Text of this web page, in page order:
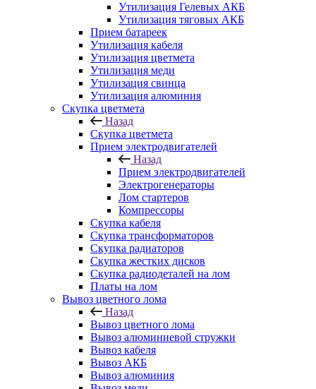
Утилизация Гелевых АКБ
Утилизация тяговых АКБ
Прием батареек
Утилизация кабеля
Утилизация цветмета
Утилизация меди
Утилизация свинца
Утилизация алюминия
Скупка цветмета
Назад
Скупка цветмета
Прием электродвигателей
Назад
Прием электродвигателей
Электрогенераторы
Лом стартеров
Компрессоры
Скупка кабеля
Скупка трансформаторов
Скупка радиаторов
Скупка жестких дисков
Скупка радиодеталей на лом
Платы на лом
Вывоз цветного лома
Назад
Вывоз цветного лома
Вывоз алюминиевой стружки
Вывоз кабеля
Вывоз АКБ
Вывоз алюминия